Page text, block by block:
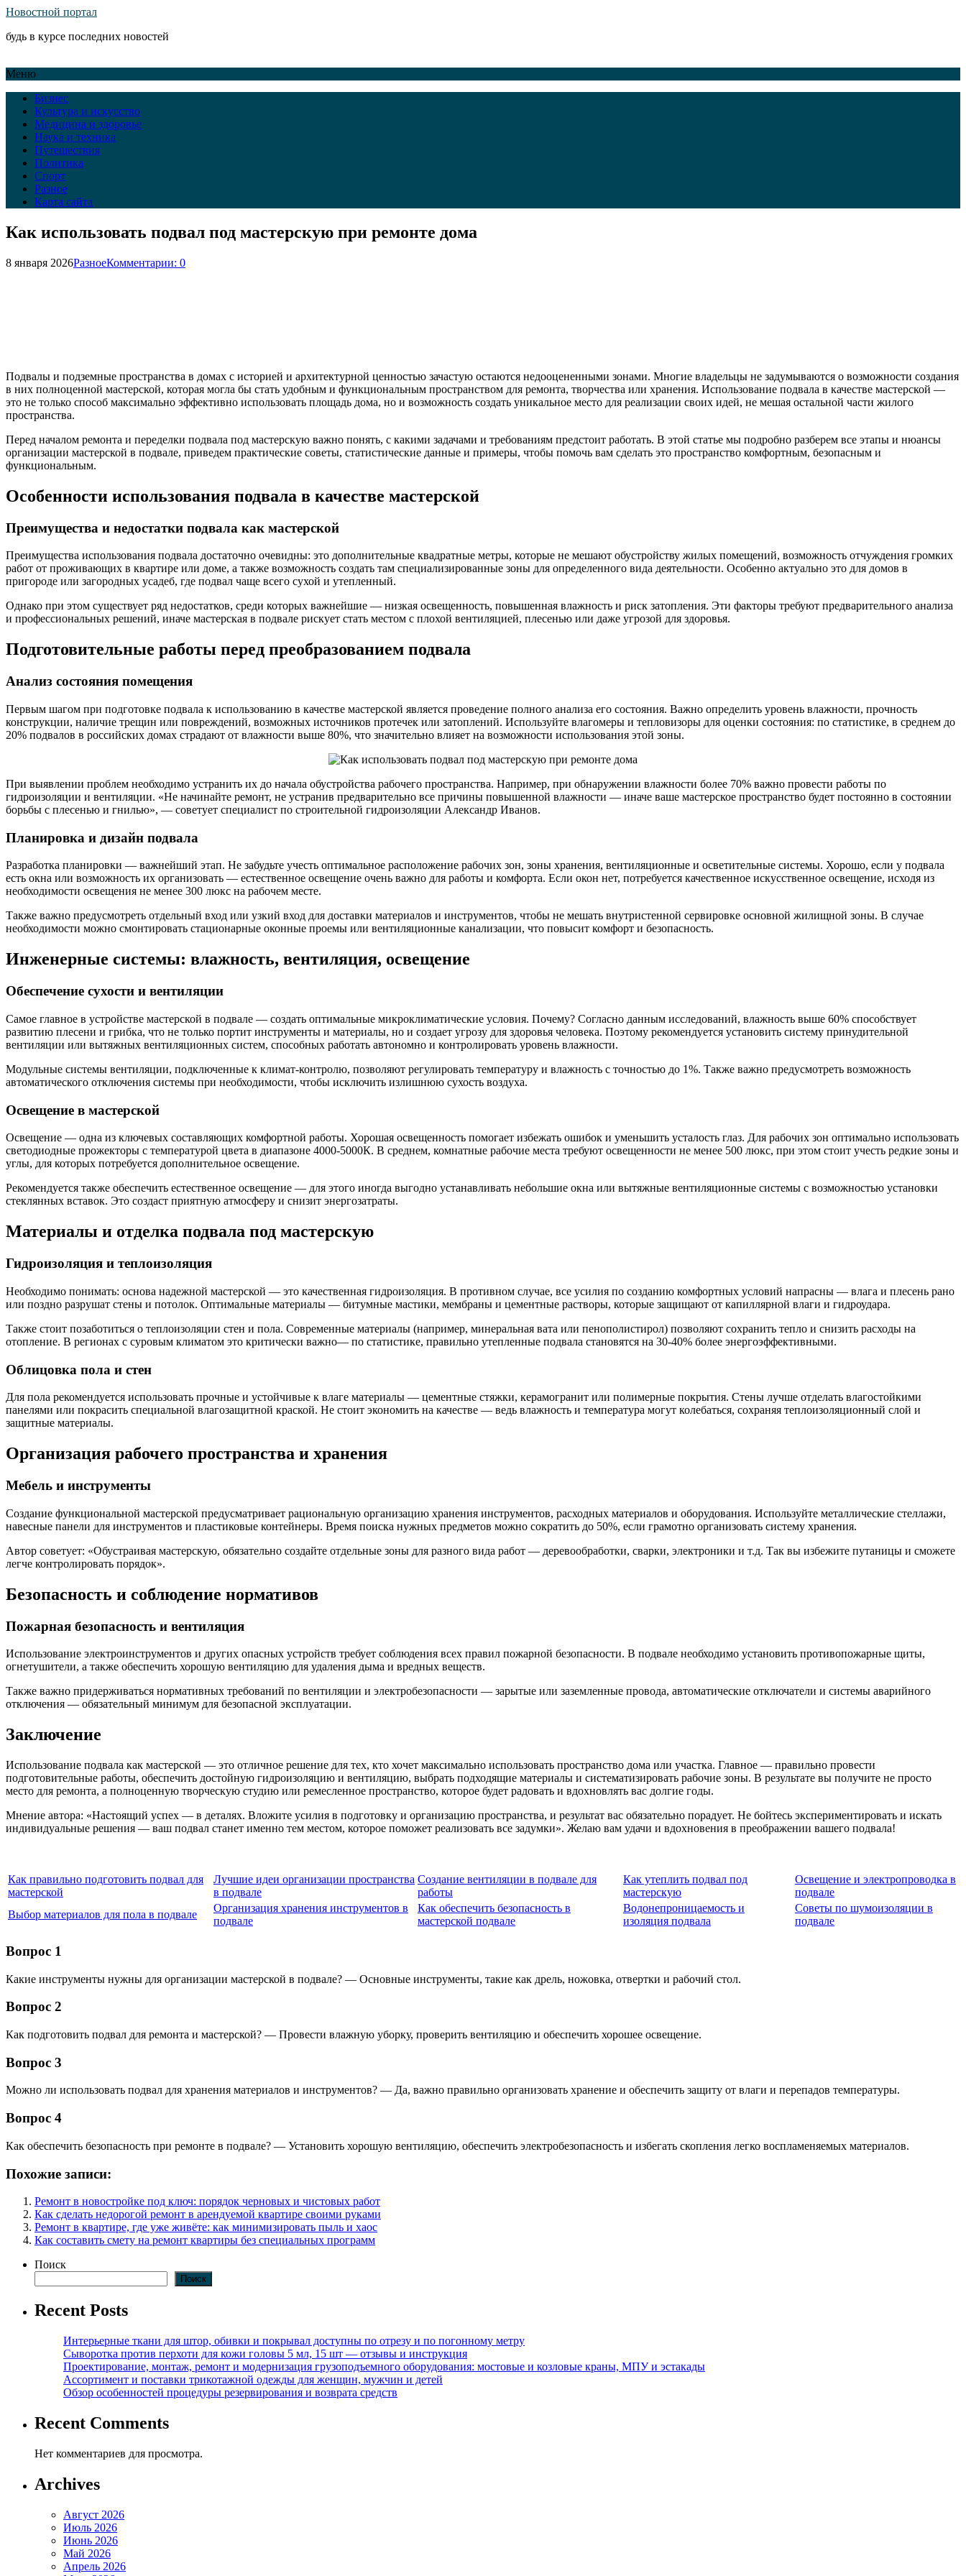
Новостной портал
будь в курсе последних новостей
Меню
Бизнес
Культура и искусство
Медицина и здоровье
Наука и техника
Путешествия
Политика
Спорт
Разное
Карта сайта
Как использовать подвал под мастерскую при ремонте дома
8 января 2026РазноеКомментарии: 0
Подвалы и подземные пространства в домах с историей и архитектурной ценностью зачастую остаются недооцененными зонами. Многие владельцы не задумываются о возможности создания
в них полноценной мастерской, которая могла бы стать удобным и функциональным пространством для ремонта, творчества или хранения. Использование подвала в качестве мастерской —
это не только способ максимально эффективно использовать площадь дома, но и возможность создать уникальное место для реализации своих идей, не мешая остальной части жилого
пространства.
Перед началом ремонта и переделки подвала под мастерскую важно понять, с какими задачами и требованиям предстоит работать. В этой статье мы подробно разберем все этапы и нюансы
организации мастерской в подвале, приведем практические советы, статистические данные и примеры, чтобы помочь вам сделать это пространство комфортным, безопасным и
функциональным.
Особенности использования подвала в качестве мастерской
Преимущества и недостатки подвала как мастерской
Преимущества использования подвала достаточно очевидны: это дополнительные квадратные метры, которые не мешают обустройству жилых помещений, возможность отчуждения громких
работ от проживающих в квартире или доме, а также возможность создать там специализированные зоны для определенного вида деятельности. Особенно актуально это для домов в
пригороде или загородных усадеб, где подвал чаще всего сухой и утепленный.
Однако при этом существует ряд недостатков, среди которых важнейшие — низкая освещенность, повышенная влажность и риск затопления. Эти факторы требуют предварительного анализа
и профессиональных решений, иначе мастерская в подвале рискует стать местом с плохой вентиляцией, плесенью или даже угрозой для здоровья.
Подготовительные работы перед преобразованием подвала
Анализ состояния помещения
Первым шагом при подготовке подвала к использованию в качестве мастерской является проведение полного анализа его состояния. Важно определить уровень влажности, прочность
конструкции, наличие трещин или повреждений, возможных источников протечек или затоплений. Используйте влагомеры и тепловизоры для оценки состояния: по статистике, в среднем до
20% подвалов в российских домах страдают от влажности выше 80%, что значительно влияет на возможности использования этой зоны.
При выявлении проблем необходимо устранить их до начала обустройства рабочего пространства. Например, при обнаружении влажности более 70% важно провести работы по
гидроизоляции и вентиляции. «Не начинайте ремонт, не устранив предварительно все причины повышенной влажности — иначе ваше мастерское пространство будет постоянно в состоянии
борьбы с плесенью и гнилью», — советует специалист по строительной гидроизоляции Александр Иванов.
Планировка и дизайн подвала
Разработка планировки — важнейший этап. Не забудьте учесть оптимальное расположение рабочих зон, зоны хранения, вентиляционные и осветительные системы. Хорошо, если у подвала
есть окна или возможность их организовать — естественное освещение очень важно для работы и комфорта. Если окон нет, потребуется качественное искусственное освещение, исходя из
необходимости освещения не менее 300 люкс на рабочем месте.
Также важно предусмотреть отдельный вход или узкий вход для доставки материалов и инструментов, чтобы не мешать внутристенной сервировке основной жилищной зоны. В случае
необходимости можно смонтировать стационарные оконные проемы или вентиляционные канализации, что повысит комфорт и безопасность.
Инженерные системы: влажность, вентиляция, освещение
Обеспечение сухости и вентиляции
Самое главное в устройстве мастерской в подвале — создать оптимальные микроклиматические условия. Почему? Согласно данным исследований, влажность выше 60% способствует
развитию плесени и грибка, что не только портит инструменты и материалы, но и создает угрозу для здоровья человека. Поэтому рекомендуется установить систему принудительной
вентиляции или вытяжных вентиляционных систем, способных работать автономно и контролировать уровень влажности.
Модульные системы вентиляции, подключенные к климат-контролю, позволяют регулировать температуру и влажность с точностью до 1%. Также важно предусмотреть возможность
автоматического отключения системы при необходимости, чтобы исключить излишнюю сухость воздуха.
Освещение в мастерской
Освещение — одна из ключевых составляющих комфортной работы. Хорошая освещенность помогает избежать ошибок и уменьшить усталость глаз. Для рабочих зон оптимально использовать
светодиодные прожекторы с температурой цвета в диапазоне 4000-5000К. В среднем, комнатные рабочие места требуют освещенности не менее 500 люкс, при этом стоит учесть редкие зоны и
углы, для которых потребуется дополнительное освещение.
Рекомендуется также обеспечить естественное освещение — для этого иногда выгодно устанавливать небольшие окна или вытяжные вентиляционные системы с возможностью установки
стеклянных вставок. Это создаст приятную атмосферу и снизит энергозатраты.
Материалы и отделка подвала под мастерскую
Гидроизоляция и теплоизоляция
Необходимо понимать: основа надежной мастерской — это качественная гидроизоляция. В противном случае, все усилия по созданию комфортных условий напрасны — влага и плесень рано
или поздно разрушат стены и потолок. Оптимальные материалы — битумные мастики, мембраны и цементные растворы, которые защищают от капиллярной влаги и гидроудара.
Также стоит позаботиться о теплоизоляции стен и пола. Современные материалы (например, минеральная вата или пенополистирол) позволяют сохранить тепло и снизить расходы на
отопление. В регионах с суровым климатом это критически важно— по статистике, правильно утепленные подвала становятся на 30-40% более энергоэффективными.
Облицовка пола и стен
Для пола рекомендуется использовать прочные и устойчивые к влаге материалы — цементные стяжки, керамогранит или полимерные покрытия. Стены лучше отделать влагостойкими
панелями или покрасить специальной влагозащитной краской. Не стоит экономить на качестве — ведь влажность и температура могут колебаться, сохраняя теплоизоляционный слой и
защитные материалы.
Организация рабочего пространства и хранения
Мебель и инструменты
Создание функциональной мастерской предусматривает рациональную организацию хранения инструментов, расходных материалов и оборудования. Используйте металлические стеллажи,
навесные панели для инструментов и пластиковые контейнеры. Время поиска нужных предметов можно сократить до 50%, если грамотно организовать систему хранения.
Автор советует: «Обустраивая мастерскую, обязательно создайте отдельные зоны для разного вида работ — деревообработки, сварки, электроники и т.д. Так вы избежите путаницы и сможете
легче контролировать порядок».
Безопасность и соблюдение нормативов
Пожарная безопасность и вентиляция
Использование электроинструментов и других опасных устройств требует соблюдения всех правил пожарной безопасности. В подвале необходимо установить противопожарные щиты,
огнетушители, а также обеспечить хорошую вентиляцию для удаления дыма и вредных веществ.
Также важно придерживаться нормативных требований по вентиляции и электробезопасности — зарытые или заземленные провода, автоматические отключатели и системы аварийного
отключения — обязательный минимум для безопасной эксплуатации.
Заключение
Использование подвала как мастерской — это отличное решение для тех, кто хочет максимально использовать пространство дома или участка. Главное — правильно провести
подготовительные работы, обеспечить достойную гидроизоляцию и вентиляцию, выбрать подходящие материалы и систематизировать рабочие зоны. В результате вы получите не просто
место для ремонта, а полноценную творческую студию или ремесленное пространство, которое будет радовать и вдохновлять вас долгие годы.
Мнение автора: «Настоящий успех — в деталях. Вложите усилия в подготовку и организацию пространства, и результат вас обязательно порадует. Не бойтесь экспериментировать и искать
индивидуальные решения — ваш подвал станет именно тем местом, которое поможет реализовать все задумки». Желаю вам удачи и вдохновения в преображении вашего подвала!
Как правильно подготовить подвал для
мастерской
Лучшие идеи организации пространства
в подвале
Создание вентиляции в подвале для
работы
Как утеплить подвал под
мастерскую
Освещение и электропроводка в
подвале
Выбор материалов для пола в подвале
Организация хранения инструментов в
подвале
Как обеспечить безопасность в
мастерской подвале
Водонепроницаемость и
изоляция подвала
Советы по шумоизоляции в
подвале
Вопрос 1
Какие инструменты нужны для организации мастерской в подвале? — Основные инструменты, такие как дрель, ножовка, отвертки и рабочий стол.
Вопрос 2
Как подготовить подвал для ремонта и мастерской? — Провести влажную уборку, проверить вентиляцию и обеспечить хорошее освещение.
Вопрос 3
Можно ли использовать подвал для хранения материалов и инструментов? — Да, важно правильно организовать хранение и обеспечить защиту от влаги и перепадов температуры.
Вопрос 4
Как обеспечить безопасность при ремонте в подвале? — Установить хорошую вентиляцию, обеспечить электробезопасность и избегать скопления легко воспламеняемых материалов.
Похожие записи:
Ремонт в новостройке под ключ: порядок черновых и чистовых работ
Как сделать недорогой ремонт в арендуемой квартире своими руками
Ремонт в квартире, где уже живёте: как минимизировать пыль и хаос
Как составить смету на ремонт квартиры без специальных программ
Поиск
Поиск
Recent Posts
Интерьерные ткани для штор, обивки и покрывал доступны по отрезу и по погонному метру
Сыворотка против перхоти для кожи головы 5 мл, 15 шт — отзывы и инструкция
Проектирование, монтаж, ремонт и модернизация грузоподъемного оборудования: мостовые и козловые краны, МПУ и эстакады
Ассортимент и поставки трикотажной одежды для женщин, мужчин и детей
Обзор особенностей процедуры резервирования и возврата средств
Recent Comments
Нет комментариев для просмотра.
Archives
Август 2026
Июль 2026
Июнь 2026
Май 2026
Апрель 2026